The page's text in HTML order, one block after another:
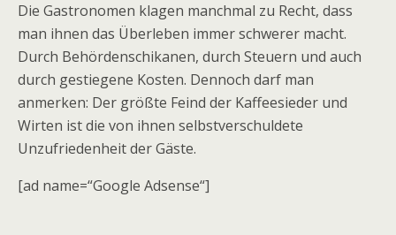
Die Gastronomen klagen manchmal zu Recht, dass
man ihnen das Überleben immer schwerer macht.
Durch Behördenschikanen, durch Steuern und auch
durch gestiegene Kosten. Dennoch darf man
anmerken: Der größte Feind der Kaffeesieder und
Wirten ist die von ihnen selbstverschuldete
Unzufriedenheit der Gäste.
[ad name=“Google Adsense“]